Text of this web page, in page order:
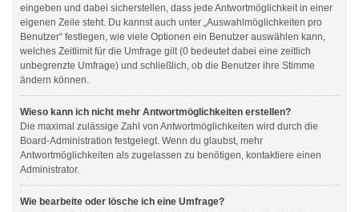
eingeben und dabei sicherstellen, dass jede Antwortmöglichkeit in einer
eigenen Zeile steht. Du kannst auch unter „Auswahlmöglichkeiten pro
Benutzer“ festlegen, wie viele Optionen ein Benutzer auswählen kann,
welches Zeitlimit für die Umfrage gilt (0 bedeutet dabei eine zeitlich
unbegrenzte Umfrage) und schließlich, ob die Benutzer ihre Stimme
ändern können.
Wieso kann ich nicht mehr Antwortmöglichkeiten erstellen?
Die maximal zulässige Zahl von Antwortmöglichkeiten wird durch die
Board-Administration festgelegt. Wenn du glaubst, mehr
Antwortmöglichkeiten als zugelassen zu benötigen, kontaktiere einen
Administrator.
Wie bearbeite oder lösche ich eine Umfrage?